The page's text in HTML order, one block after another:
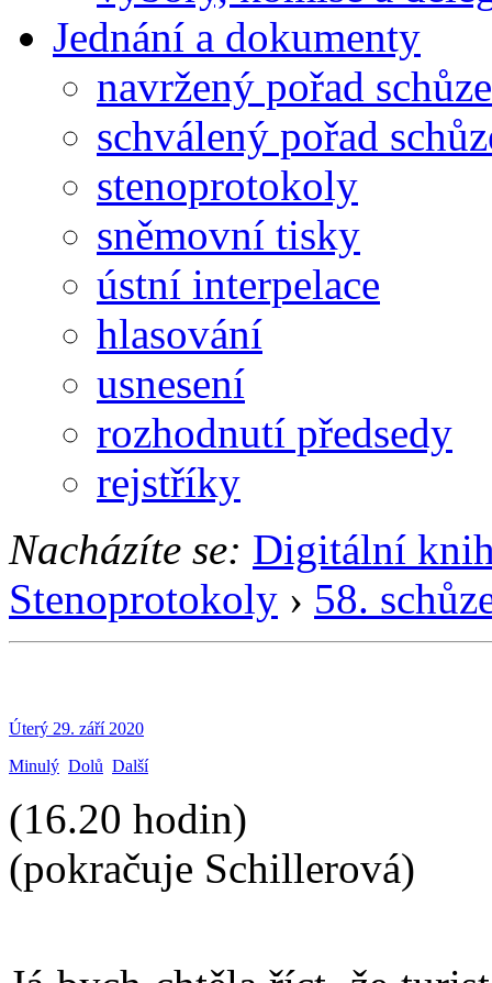
Jednání a dokumenty
navržený pořad schůze
schválený pořad
stenoprotokoly
sněmovní tisky
ústní interpelace
hlasování
usnesení
rozhodnutí předsedy
rejstříky
Nacházíte se: Digitální
Stenoprotokoly › 58.
Úterý 29. září 2020
Minulý Dolů Další
(16.20 hodin)
(pokračuje Schillerová)